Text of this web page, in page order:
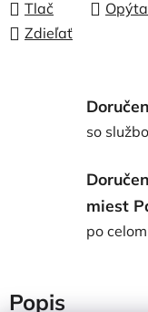
Tlač
Zdieľať
so
miest
po
Popis